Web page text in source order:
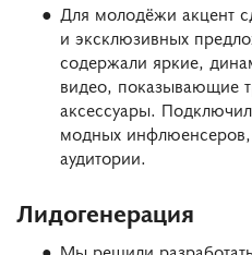
Для молодёжи акцент
и эксклюзивных
содержали яркие,
видео, показывающие
аксессуары.
модных инфлюенсеров,
аудитории.
Лидогенерация